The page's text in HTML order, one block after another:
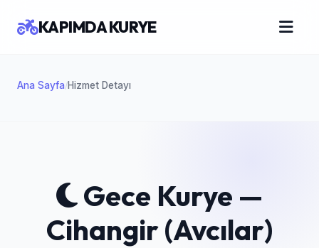
Ana Sayfa/Hizmet Detayı
KAPIMDA KURYE
Gece Kurye —
Cihangir (Avcılar)